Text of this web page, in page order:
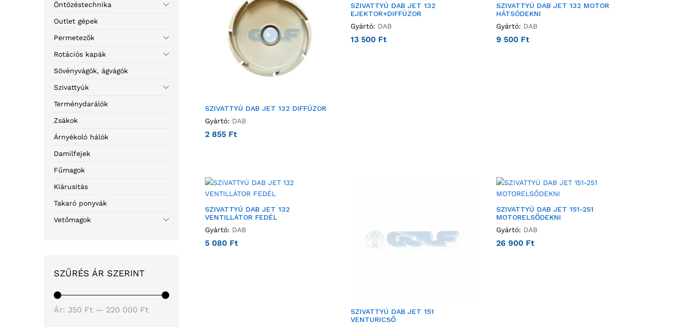
SZIVATTYÚ DAB JET 132 DIFFÚZOR
Gyártó: DAB
2 855 Ft
SZIVATTYÚ DAB JET 132
EJEKTOR+DIFFÚZOR
Gyártó: DAB
13 500 Ft
SZIVATTYÚ DAB JET 132 MOTOR
HÁTSÓDEKNI
Gyártó: DAB
9 500 Ft
SZIVATTYÚ DAB JET 132
VENTILLÁTOR FEDÉL
Gyártó: DAB
5 080 Ft
SZIVATTYÚ DAB JET 151
VENTURICSŐ
SZIVATTYÚ DAB JET 151-251
MOTORELSŐDEKNI
Gyártó: DAB
26 900 Ft
Öntözéstechnika
Outlet gépek
Permetezők
Rotációs kapák
Sövényvágók, ágvágók
Szivattyúk
Terménydarálók
Zsákok
Árnyékoló hálók
Damilfejek
Fűmagok
Kiárusítás
Takaró ponyvák
Vetőmagok
SZŰRÉS ÁR SZERINT
Ár: 350 Ft — 220 000 Ft